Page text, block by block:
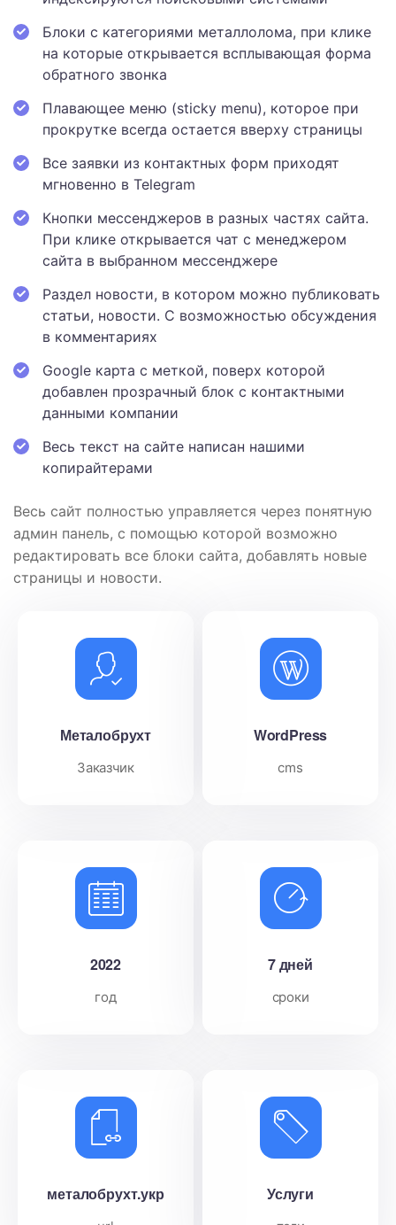
Блоки с категориями металлолома, при клике
на которые открывается всплывающая форма
обратного звонка
Плавающее меню (sticky menu), которое при
прокрутке всегда остается вверху страницы
Все заявки из контактных форм приходят
мгновенно в Telegram
Кнопки мессенджеров в разных частях сайта.
При клике открывается чат с менеджером
сайта в выбранном мессенджере
Раздел новости, в котором можно публиковать
статьи, новости. С возможностью обсуждения
в комментариях
Google карта с меткой, поверх которой
добавлен прозрачный блок с контактными
данными компании
Весь текст на сайте написан нашими
копирайтерами
Весь сайт полностью управляется через понятную
админ панель, с помощью которой возможно
редактировать все блоки сайта, добавлять новые
страницы и новости.
Металобрухт
Заказчик
WordPress
cms
2022
год
7 дней
сроки
металобрухт.укр Услуги